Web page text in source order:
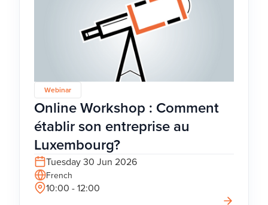
Webinar
Online Workshop : Comment
établir son entreprise au
Luxembourg?
Tuesday 30 Jun 2026
French
10:00 - 12:00